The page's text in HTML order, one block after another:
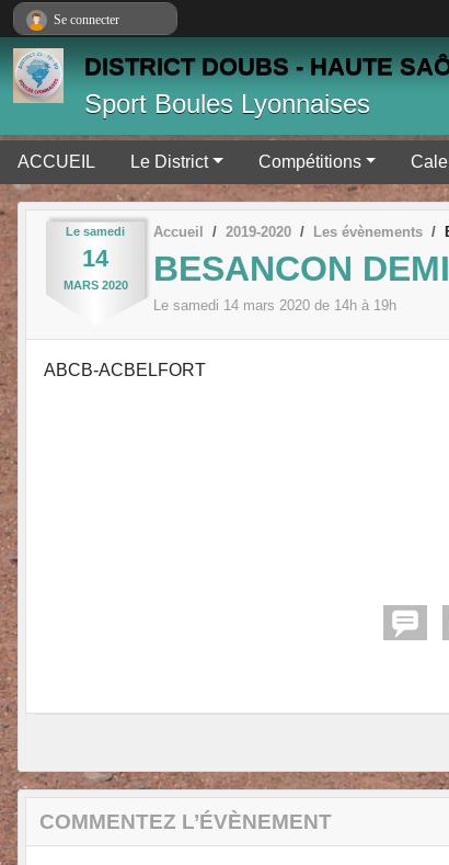
DISTRICT DOUBS - HAUTE
Sport Boules Lyonnaises
ACCUEIL Le District Compétitions
Le samedi
14
MARS 2020
Accueil 2019-2020 Les évènements
BESANCON
Le samedi 14 mars 2020 de 14h à 19h
ABCB-ACBELFORT
COMMENTEZ L’ÉVÈNEMENT
Se connecter
Panneau de gestion des cookies